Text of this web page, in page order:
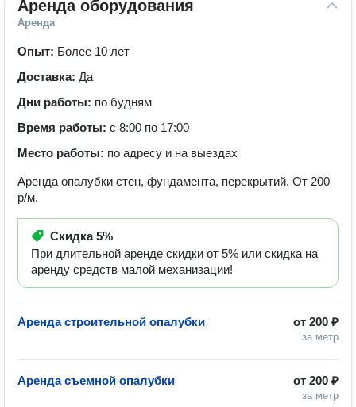
Аренда оборудования
Аренда
Опыт: Более 10 лет
Доставка: Да
Дни работы: по будням
Время работы: с 8:00 по 17:00
Место работы: по адресу и на выездах
Аренда опалубки стен, фундамента, перекрытий. От 200
р/м.
Скидка5%
При длительной аренде скидки от 5% или скидка на
аренду средств малой механизации!
от 200 ₽
за метр
Аренда строительной опалубки
от 200 ₽
за метр
Аренда съемной опалубки